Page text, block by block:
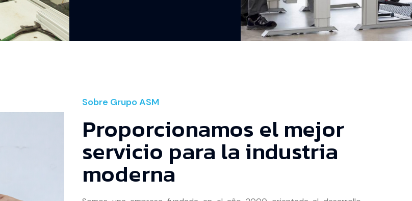
Sobre Grupo ASM
Proporcionamos el mejor
servicio para la industria
moderna